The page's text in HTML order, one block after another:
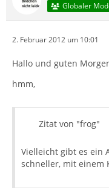
Globaler
2. Februar 2012 um 10:01
Hallo und guten
hmm,
Zitat von "frog"
Vielleicht gibt es ein
schneller, mit einem